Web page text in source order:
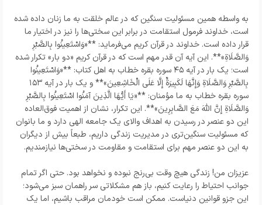
به واسطه همین مسئولیت سنگین که در عالم خلقت به ما زنان داده شده
است، خداوند فرمول استقامت در برابر این سختی‌ها را نیز در اختیار ما
قرار داده است. خداوند در قرآن کریم می‌فرماید: **«وَاسْتَعِينُوا بِالصَّبْرِ
وَالصَّلَاةِ»**. این آیه آن قدر مهم است که در قرآن کریم «دو بار» تکرار شده
است؛ یک بار در آیه ۴۵ سوره بقره خطاب به اهل کتاب: **«وَاسْتَعِينُوا
بِالصَّبْرِ وَالصَّلَاةِ وَإِنَّهَا لَكَبِيرَةٌ إِلَّا عَلَى الْخَاشِعِينَ»** و یک بار در آیه ۱۵۳
سوره بقره خطاب به ما مؤمنان: **«يَا أَيُّهَا الَّذِينَ آمَنُوا اسْتَعِينُوا بِالصَّبْرِ
وَالصَّلَاةِ إِنَّ اللَّهَ مَعَ الصَّابِرِينَ»**. این تکرار، نشان از اهمیت فوق‌العاده
این دو عنصر در رسیدن به اهداف والای یک جامعه الهی دارد و ما بانوان
که مسئولیت سنگین‌تری در مدیریت زندگی داریم، طبعاً بیش از دیگران
به این دو عنصر مهم برای استقامت و مقاومت در سختی‌ها نیازمندیم.
عزیزان من! زندگی هیچ وقت بی‌رنج نبوده و نخواهد بود. حتی اگر تمام
جوانب احتیاط را رعایت کنیم، باز هم مشکلاتی سر راهمان سبز می‌شود؛
این جزو قوانین دنیاست. ممکن است خودمان مراقب باشیم، اما یک